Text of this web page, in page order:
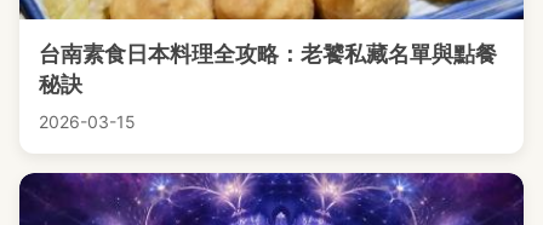
台南素食日本料理全攻略：老饕私藏名單與點餐
秘訣
2026-03-15